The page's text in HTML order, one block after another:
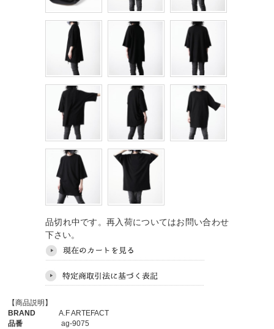
品切れ中です。再入荷についてはお問い合わせ
下さい。
【商品説明】
BRAND A.F ARTEFACT
品番 ag-9075